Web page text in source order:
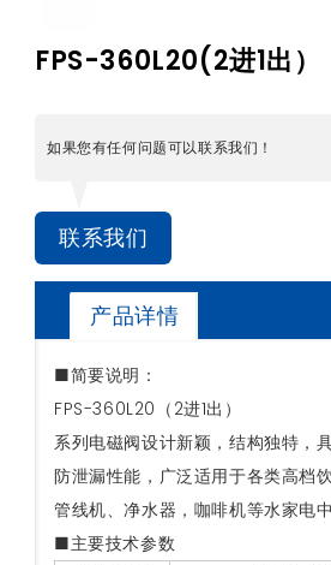
FPS-360L20(2进1出）
如果您有任何问题可以联系我们！
联系我们
产品详情
■简要说明：
FPS-360L20（2进1出）
系列电磁阀设计新颖，结构独特，
防泄漏性能，广泛适用于各类高档
管线机、净水器，咖啡机等水家电中
■主要技术参数